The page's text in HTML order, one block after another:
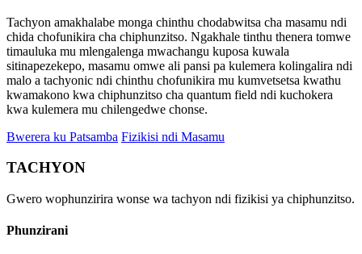
Tachyon amakhalabe monga chinthu chodabwitsa cha masamu ndi
chida chofunikira cha chiphunzitso. Ngakhale tinthu thenera tomwe
timauluka mu mlengalenga mwachangu kuposa kuwala
sitinapezekepo, masamu omwe ali pansi pa kulemera kolingalira ndi
malo a tachyonic ndi chinthu chofunikira mu kumvetsetsa kwathu
kwamakono kwa chiphunzitso cha quantum field ndi kuchokera
kwa kulemera mu chilengedwe chonse.
Bwerera ku Patsamba Fizikisi ndi Masamu
TACHYON
Gwero wophunzirira wonse wa tachyon ndi fizikisi ya chiphunzitso.
Phunzirani